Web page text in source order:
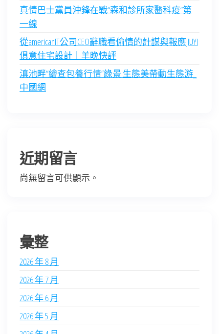
真情巴士黨員沖鋒在戰“森和診所家醫科疫”第
一線
從americanIT公司CEO辭職看偷情的計謀與報應JIUYI
俱意住宅設計｜羊晚快評
滇池畔“繪查包養行情”綠景 生態美帶動生態游_
中國網
近期留言
尚無留言可供顯示。
彙整
2026 年 8 月
2026 年 7 月
2026 年 6 月
2026 年 5 月